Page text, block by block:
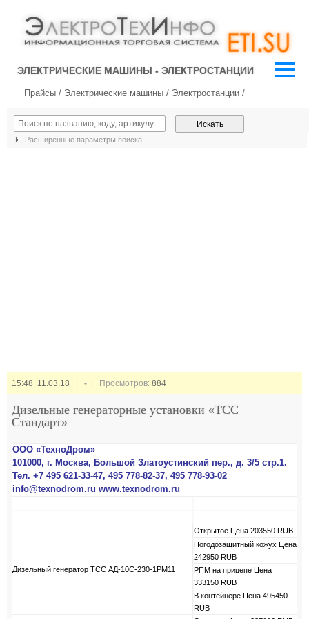
ЭЛЕКТРИЧЕСКИЕ МАШИНЫ - ЭЛЕКТРОСТАНЦИИ
Прайсы / Электрические машины / Электростанции /
Расширенные параметры поиска
15:48 11.03.18 - | Просмотров: 884
Дизельные генераторные установки «ТСС
Стандарт»
ООО «ТехноДром»
101000, г. Москва, Большой Златоустинский пер., д. 3/5 стр.1.
Тел. +7 495 621-33-47, 495 778-82-37, 495 778-93-02
info@texnodrom.ru www.texnodrom.ru
Дизельный генератор ТСС АД-10С-230-1РМ11
Открытое Цена 203550 RUB
Погодозащитный кожух Цена
242950 RUB
РПМ на прицепе Цена
333150 RUB
В контейнере Цена 495450
RUB